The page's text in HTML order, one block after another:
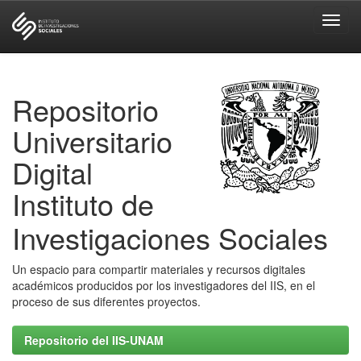
Repositorio
Universitario
Digital
Instituto de
Investigaciones Sociales
Un espacio para compartir materiales y recursos digitales
académicos producidos por los investigadores del IIS, en el
proceso de sus diferentes proyectos.
Repositorio del IIS-UNAM